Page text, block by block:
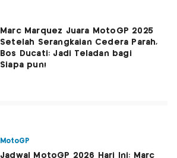
Marc Marquez Juara MotoGP 2025
Setelah Serangkaian Cedera Parah,
Bos Ducati: Jadi Teladan bagi
Siapa pun!
MotoGP
Jadwal MotoGP 2026 Hari Ini: Marc